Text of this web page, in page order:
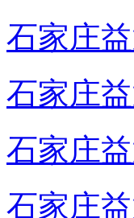
石家庄
石家庄
石家庄
石家庄